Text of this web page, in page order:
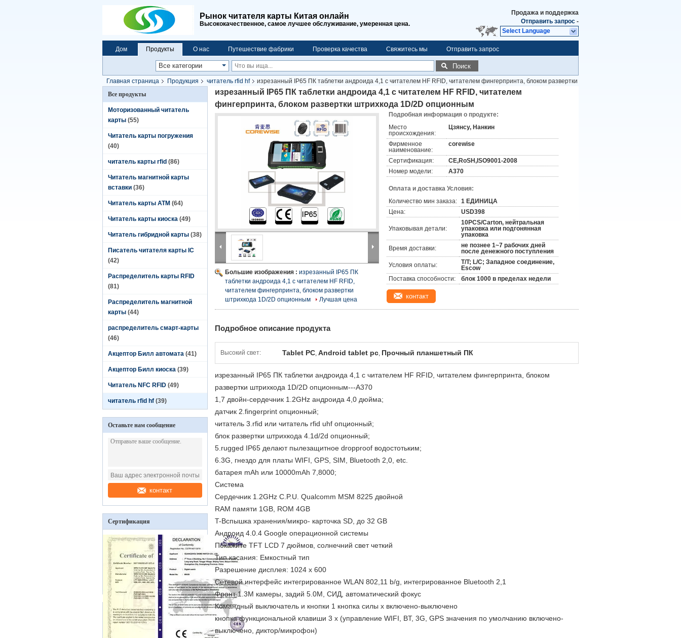
Рынок читателя карты Китая онлайн
Высококачественное, самое лучшее обслуживание, умеренная цена.
Продажа и поддержка
Отправить запрос -
Select Language
Дом Продукты О нас Путешествие фабрики Проверка качества Свяжитесь мы Отправить запрос
Поиск
Главная страница Продукция читатель rfid hf
изрезанный IP65 ПК таблетки андроида 4,1 с читателем HF RFID, читателем фингерпринта, блоком развертки
штрихкода 1D/2D опционным
Все продукты
Моторизованный читатель
карты (55)
Читатель карты погружения
(40)
читатель карты rfid (86)
Читатель магнитной карты
вставки (36)
Читатель карты ATM (64)
Читатель карты киоска (49)
Читатель гибридной карты (38)
Писатель читателя карты IC
(42)
Распределитель карты RFID
(81)
Распределитель магнитной
карты (44)
распределитель смарт-карты
(46)
Акцептор Билл автомата (41)
Акцептор Билл киоска (39)
Читатель NFC RFID (49)
читатель rfid hf (39)
Оставьте нам сообщение
контакт
Сертификация
изрезанный IP65 ПК таблетки андроида 4,1 с читателем HF RFID, читателем
фингерпринта, блоком развертки штрихкода 1D/2D опционным
Большие изображения : изрезанный IP65 ПК
таблетки андроида 4,1 с читателем HF RFID,
читателем фингерпринта, блоком развертки
штрихкода 1D/2D опционным
Лучшая цена
Подробная информация о продукте:
Место
происхождения:
Цзянсу, Нанкин
Фирменное
наименование:
corewise
Сертификация:
CE,RoSH,ISO9001-2008
Номер модели:
A370
Оплата и доставка Условия:
Количество мин заказа: 1 ЕДИНИЦА
Цена:
USD398
Упаковывая детали:
10PCS/Carton, нейтральная
упаковка или подгонянная
упаковка
Время доставки:
не познее 1~7 рабочих дней
после денежного поступления
Условия оплаты:
T/T; L/C; Западное соединение,
Escow
Поставка способности:
блок 1000 в пределах недели
контакт
Подробное описание продукта
Высокий свет: Tablet PC, Android tablet pc, Прочный планшетный ПК
изрезанный IP65 ПК таблетки андроида 4,1 с читателем HF RFID, читателем фингерпринта, блоком
развертки штрихкода 1D/2D опционным---A370
1,7 двойн-сердечник 1.2GHz андроида 4,0 дюйма;
датчик 2.fingerprint опционный;
читатель 3.rfid или читатель rfid uhf опционный;
блок развертки штрихкода 4.1d/2d опционный;
5.rugged IP65 делают пылезащитное dropproof водостотьким;
6.3G, гнездо для платы WIFI, GPS, SIM, Bluetooth 2,0, etc.
батарея mAh или 10000mAh 7,8000;
Система
Сердечник 1.2GHz C.P.U. Qualcomm MSM 8225 двойной
RAM памяти 1GB, ROM 4GB
T-Вспышка хранения/микро- карточка SD, до 32 GB
Андроид 4.0.4 Google операционной системы
Покажите TFT LCD 7 дюймов, солнечний свет четкий
Тип касания: Емкостный тип
Разрешение дисплея: 1024 x 600
Сетевой интерфейс интегрированное WLAN 802,11 b/g, интегрированное Bluetooth 2,1
Фронт 1.3M камеры, задий 5.0M, СИД, автоматический фокус
Командный выключатель и кнопки 1 кнопка силы x включено-выключено
кнопка функциональной клавиши 3 x (управление WIFI, BT, 3G, GPS значения по умолчанию включено-
выключено, диктор/микрофон)